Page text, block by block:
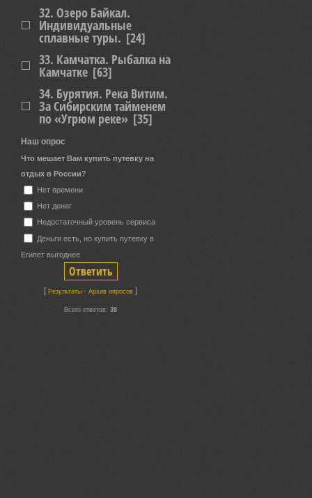
32. Озеро Байкал.
Индивидуальные
сплавные туры. [24]
33. Камчатка. Рыбалка на
Камчатке [63]
34. Бурятия. Река Витим.
За Сибирским тайменем
по «Угрюм реке» [35]
Наш опрос
Что мешает Вам купить путевку на
отдых в России?
Нет времени
Нет денег
Недостаточный уровень сервиса
Деньги есть, но купить путевку в
Египет выгоднее
[ Результаты · Архив опросов ]
Всего ответов: 38